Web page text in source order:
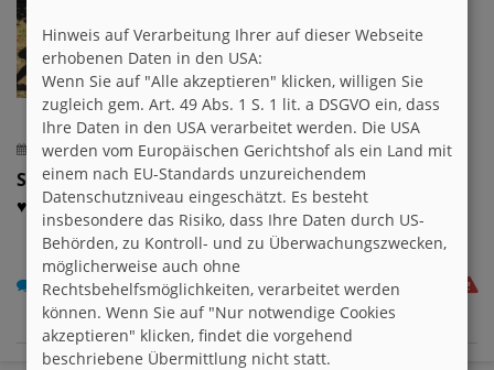
20.10.2021 um 19:54 h
Slytherin!
♥
4
Hinweis auf Verarbeitung Ihrer auf dieser Webseite
erhobenen Daten in den USA:
Wenn Sie auf "Alle akzeptieren" klicken, willigen Sie
zugleich gem. Art. 49 Abs. 1 S. 1 lit. a DSGVO ein, dass
Ihre Daten in den USA verarbeitet werden. Die USA
werden vom Europäischen Gerichtshof als ein Land mit
einem nach EU-Standards unzureichendem
Datenschutzniveau eingeschätzt. Es besteht
insbesondere das Risiko, dass Ihre Daten durch US-
Behörden, zu Kontroll- und zu Überwachungszwecken,
möglicherweise auch ohne
Rechtsbehelfsmöglichkeiten, verarbeitet werden
können. Wenn Sie auf "Nur notwendige Cookies
akzeptieren" klicken, findet die vorgehend
beschriebene Übermittlung nicht statt.